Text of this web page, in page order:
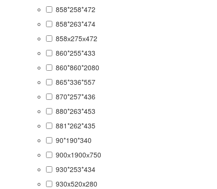
858*258*472
858*263*474
858х275х472
860*255*433
860*860*2080
865*336*557
870*257*436
880*263*453
881*262*435
90*190*340
900х1900х750
930*253*434
930x520x280